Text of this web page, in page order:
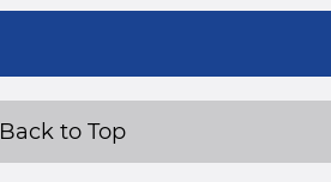
Back to Top